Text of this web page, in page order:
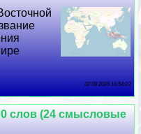
02 08 2026 16:54:23
слов (24 смысловые